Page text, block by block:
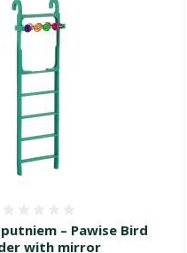
– Pawise Bird
with mirror